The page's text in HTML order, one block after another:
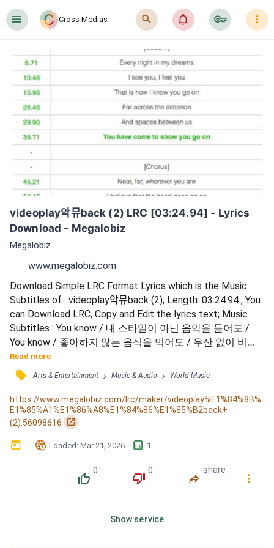
󰍜 Cross Medias 󰍉 󰂜 󰷖 󰇙
videoplay악뮤back (2) LRC [03:24.94] - Lyrics
Download - Megalobiz
Megalobiz
www.megalobiz.com
Download Simple LRC Format Lyrics which is the Music
Subtitles of : videoplay악뮤back (2); Length: 03:24.94 ; You
can Download LRC, Copy and Edit the lyrics text; Music
Subtitles : You know / 내 스타일이 아닌 음악을 들어도 /
You know / 좋아하지 않는 음식을 먹어도 / 우산 없이 비가
와 홀딱 다 젖어도 좋아 / I love it because I love you / 우리
관계 디비디비딥 / 매일 봐도 처음같이 비기비기닝 / 춤추고
싶어 빌리빌리진 / 우리 앞 우리 옆 시기시기질투 / 자유로
운 날갯짓 훨훨훨 / 꽃송이가 나를 삼킬 걸 /...
Read more
󰓹 Arts & Entertainment › Music & Audio › World Music
https://www.megalobiz.com/lrc/maker/videoplay%E1%84%8B%
E1%85%A1%E1%86%A8%E1%84%86%E1%85%B2back+
(2).56098616
󰏌
󰃶 - 󱉊 Loaded: Mar 21, 2026 󱕎 1
󰔔
0
󰔒
0
󰤲
share
󰇙
Show service